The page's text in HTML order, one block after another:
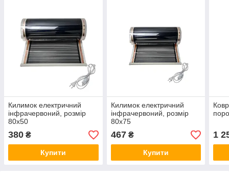
Килимок електричний
інфрачервоний, розмір
80х50
380 ₴
Купити
Килимок електричний
інфрачервоний, розмір
80х75
467₴
Купити
1